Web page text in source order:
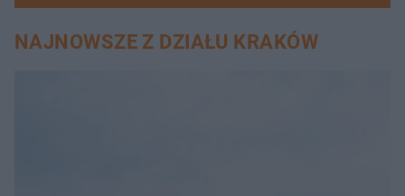
NAJNOWSZE Z DZIAŁU KRAKÓW